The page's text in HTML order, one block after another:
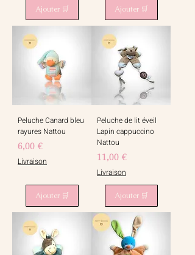
Ajouter 🛒 Ajouter 🛒
Peluche Canard bleu
rayures Nattou
Prix
6,00 €
Livraison
Ajouter 🛒
Peluche de lit éveil
Lapin cappuccino
Nattou
Prix
11,00 €
Livraison
Ajouter 🛒